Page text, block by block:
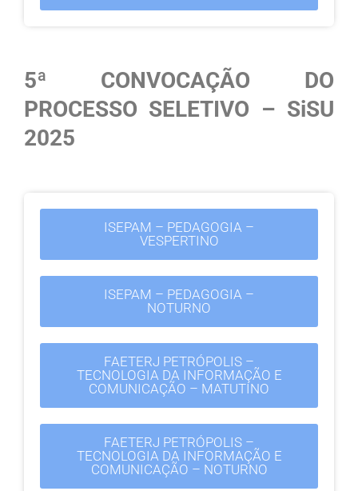
5ª CONVOCAÇÃO DO
PROCESSO SELETIVO – SiSU
2025
ISEPAM – PEDAGOGIA –
VESPERTINO
ISEPAM – PEDAGOGIA –
NOTURNO
FAETERJ PETRÓPOLIS –
TECNOLOGIA DA INFORMAÇÃO E
COMUNICAÇÃO – MATUTINO
FAETERJ PETRÓPOLIS –
TECNOLOGIA DA INFORMAÇÃO E
COMUNICAÇÃO – NOTURNO